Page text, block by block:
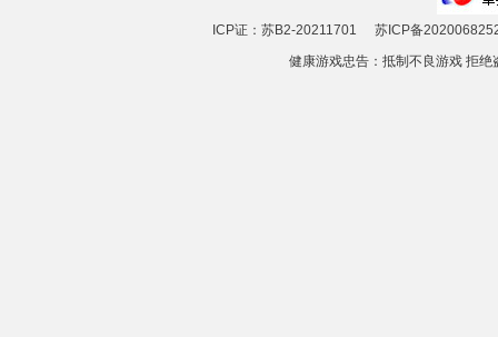
ICP证：苏B2-20211701
苏ICP备
健康游戏忠告：抵制不良游戏 拒